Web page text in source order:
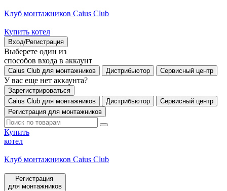
Клуб монтажников Caius Club
Купить котел
Вход/Регистрация
Выберете один из
способов входа в аккаунт
Caius Club для монтажников Дистрибьютор Сервисный центр
У вас еще нет аккаунта?
Зарегистрироваться
Caius Club для монтажников
Дистрибьютор
Сервисный центр
Регистрация для монтажников
Купить
котел
Клуб монтажников Caius Club
Регистрация
для монтажников